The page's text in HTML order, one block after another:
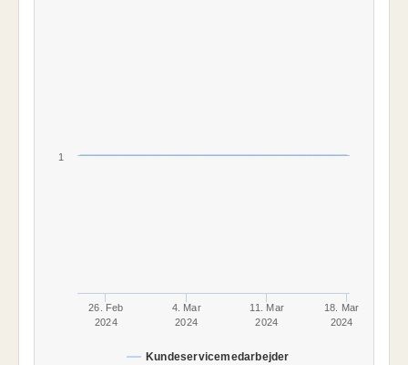
Kundeservicemedarbejder
26. Feb
2024
4. Mar
2024
11. Mar
2024
18. Mar
2024
1